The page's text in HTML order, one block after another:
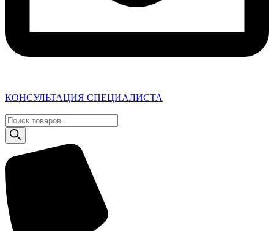
КОНСУЛЬТАЦИЯ СПЕЦИАЛИСТА
Поиск
товаров